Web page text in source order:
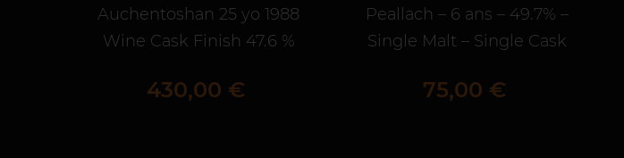
Auchentoshan 25 yo 1988
Wine Cask Finish 47.6 %
Prix
430,00 €
Peallach – 6 ans – 49.7% –
Single Malt – Single Cask
Prix
75,00 €